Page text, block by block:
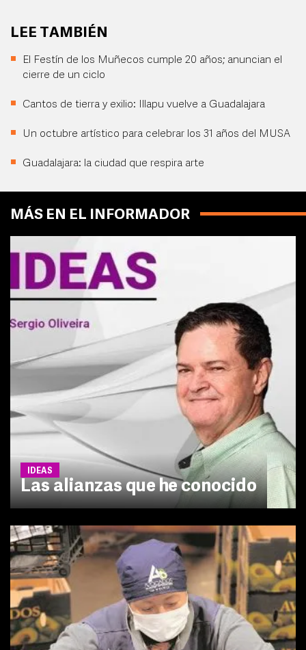
LEE TAMBIÉN
El Festín de los Muñecos cumple 20 años; anuncian el
cierre de un ciclo
Cantos de tierra y exilio: Illapu vuelve a Guadalajara
Un octubre artístico para celebrar los 31 años del MUSA
Guadalajara: la ciudad que respira arte
MÁS EN EL INFORMADOR
IDEAS
Las alianzas que he conocido